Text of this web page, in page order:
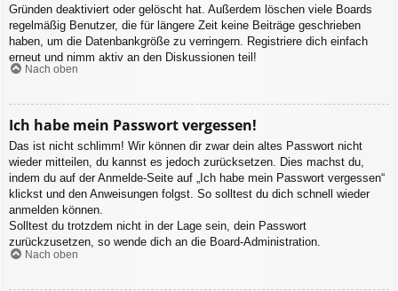
Gründen deaktiviert oder gelöscht hat. Außerdem löschen viele Boards
regelmäßig Benutzer, die für längere Zeit keine Beiträge geschrieben
haben, um die Datenbankgröße zu verringern. Registriere dich einfach
erneut und nimm aktiv an den Diskussionen teil!
Nach oben
Ich habe mein Passwort vergessen!
Das ist nicht schlimm! Wir können dir zwar dein altes Passwort nicht
wieder mitteilen, du kannst es jedoch zurücksetzen. Dies machst du,
indem du auf der Anmelde-Seite auf „Ich habe mein Passwort vergessen“
klickst und den Anweisungen folgst. So solltest du dich schnell wieder
anmelden können.
Solltest du trotzdem nicht in der Lage sein, dein Passwort
zurückzusetzen, so wende dich an die Board-Administration.
Nach oben